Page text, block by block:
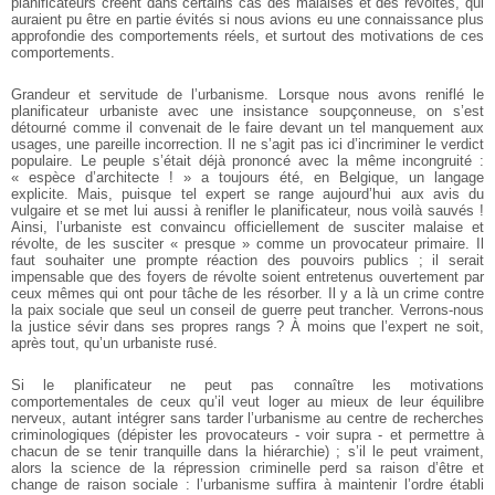
auraient pu être en partie évités si nous avions eu une connaissance plus
approfondie des comportements réels, et surtout des motivations de ces
comportements.
Grandeur et servitude de l’urbanisme. Lorsque nous avons reniflé le
planificateur urbaniste avec une insistance soupçonneuse, on s’est
détourné comme il convenait de le faire devant un tel manquement aux
usages, une pareille incorrection. Il ne s’agit pas ici d’incriminer le verdict
populaire. Le peuple s’était déjà prononcé avec la même incongruité :
« espèce d’architecte ! » a toujours été, en Belgique, un langage
explicite. Mais, puisque tel expert se range aujourd’hui aux avis du
vulgaire et se met lui aussi à renifler le planificateur, nous voilà sauvés !
Ainsi, l’urbaniste est convaincu officiellement de susciter malaise et
révolte, de les susciter « presque » comme un provocateur primaire. Il
faut souhaiter une prompte réaction des pouvoirs publics ; il serait
impensable que des foyers de révolte soient entretenus ouvertement par
ceux mêmes qui ont pour tâche de les résorber. Il y a là un crime contre
la paix sociale que seul un conseil de guerre peut trancher. Verrons-nous
la justice sévir dans ses propres rangs ? À moins que l’expert ne soit,
après tout, qu’un urbaniste rusé.
Si le planificateur ne peut pas connaître les motivations
comportementales de ceux qu’il veut loger au mieux de leur équilibre
nerveux, autant intégrer sans tarder l’urbanisme au centre de recherches
criminologiques (dépister les provocateurs - voir supra - et permettre à
chacun de se tenir tranquille dans la hiérarchie) ; s’il le peut vraiment,
alors la science de la répression criminelle perd sa raison d’être et
change de raison sociale : l’urbanisme suffira à maintenir l’ordre établi